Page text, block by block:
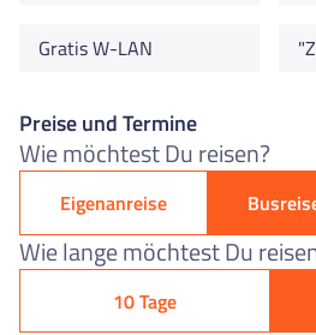
Gratis W-LAN
Preise und Termine
Wie möchtest Du reisen?
Eigenanreise
Wie lange möchtest Du
10 Tage